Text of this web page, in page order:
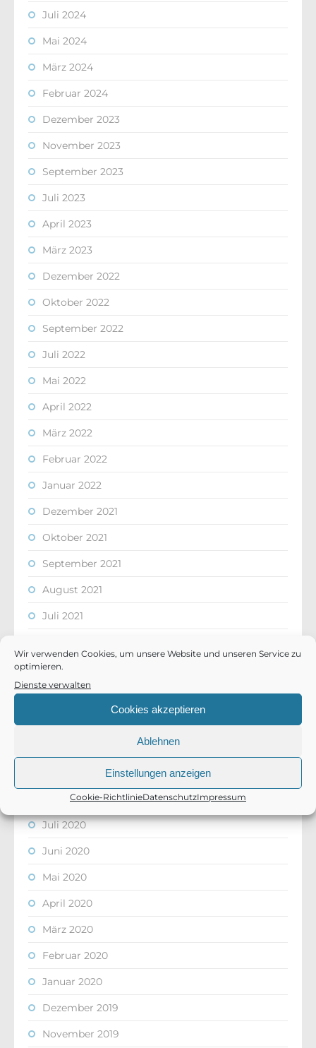
Wir verwenden Cookies, um unsere Website und unseren Service zu
optimieren.
Dienste verwalten
Cookies akzeptieren
Ablehnen
Einstellungen anzeigen
Cookie-RichtlinieDatenschutzImpressum
Juli 2024
Mai 2024
März 2024
Februar 2024
Dezember 2023
November 2023
September 2023
Juli 2023
April 2023
März 2023
Dezember 2022
Oktober 2022
September 2022
Juli 2022
Mai 2022
April 2022
März 2022
Februar 2022
Januar 2022
Dezember 2021
Oktober 2021
September 2021
August 2021
Juli 2021
April 2021
März 2021
Oktober 2020
August 2020
Juli 2020
Juni 2020
Mai 2020
April 2020
März 2020
Februar 2020
Januar 2020
Dezember 2019
November 2019